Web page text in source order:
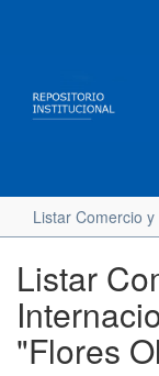
Listar Comercio
Listar
"Flores